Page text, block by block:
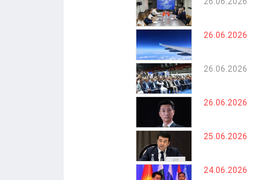
26.06.2026
26.06.2026
26.06.2026
25.06.2026
24.06.2026